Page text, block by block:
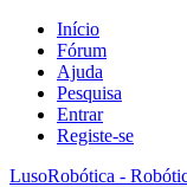
Início
Fórum
Ajuda
Pesquisa
Entrar
Registe-se
LusoRobótica -